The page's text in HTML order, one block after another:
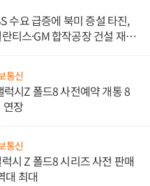
수요 급증에 북미 증설 타진,
티스·GM 합작공장 건설 재추
통신
럭시Z 폴드8 사전예약 개통 8
연장
통신
시 Z 폴드8 시리즈 사전 판매
대 최대